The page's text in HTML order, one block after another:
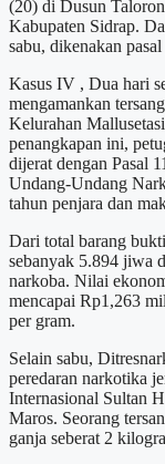
(20) di Dusun
Kabupaten Sidrap.
sabu, dikenakan
Kasus IV , Dua hari
mengamankan
Kelurahan
penangkapan ini,
dijerat dengan Pasal
Undang-Undang
tahun penjara dan
Dari total barang
sebanyak 5.894 jiwa
narkoba. Nilai
mencapai Rp1,263
per gram.
Selain sabu,
peredaran narkotika
Internasional Sultan
Maros. Seorang
ganja seberat 2